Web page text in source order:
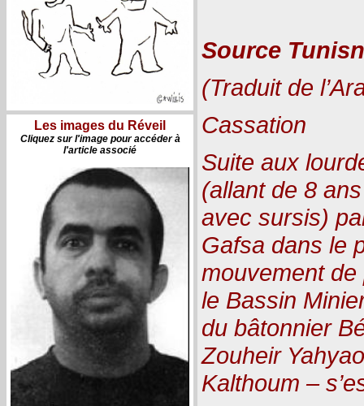
Les images du Réveil
Cliquez sur l'image pour accéder à
l'article associé
Source
(Traduit de
Cassation
Suite aux
(allant de 8
avec sursis)
Gafsa dans le
mouvement de
le Bassin
du bâtonnier
Zouheir
Kalthoum –